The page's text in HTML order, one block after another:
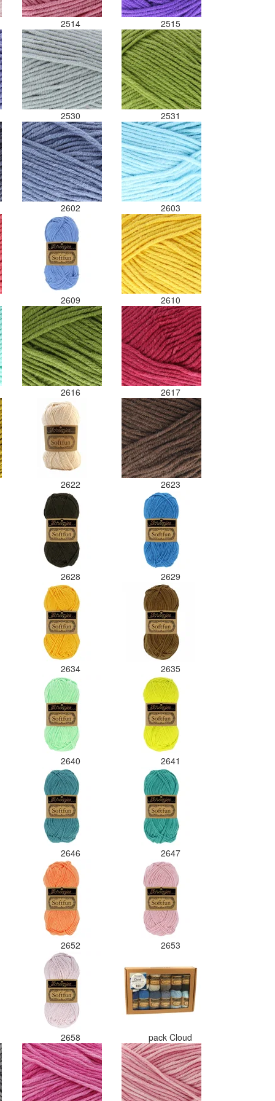
2514 2515
2530 2531
2602 2603
2609 2610
2616 2617
2622 2623
2628 2629
2634 2635
2640 2641
2646 2647
2652 2653
2658 pack Cloud